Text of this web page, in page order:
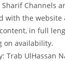
Sharif Channels
with the website
in full
on availability.
Trab UlHassan